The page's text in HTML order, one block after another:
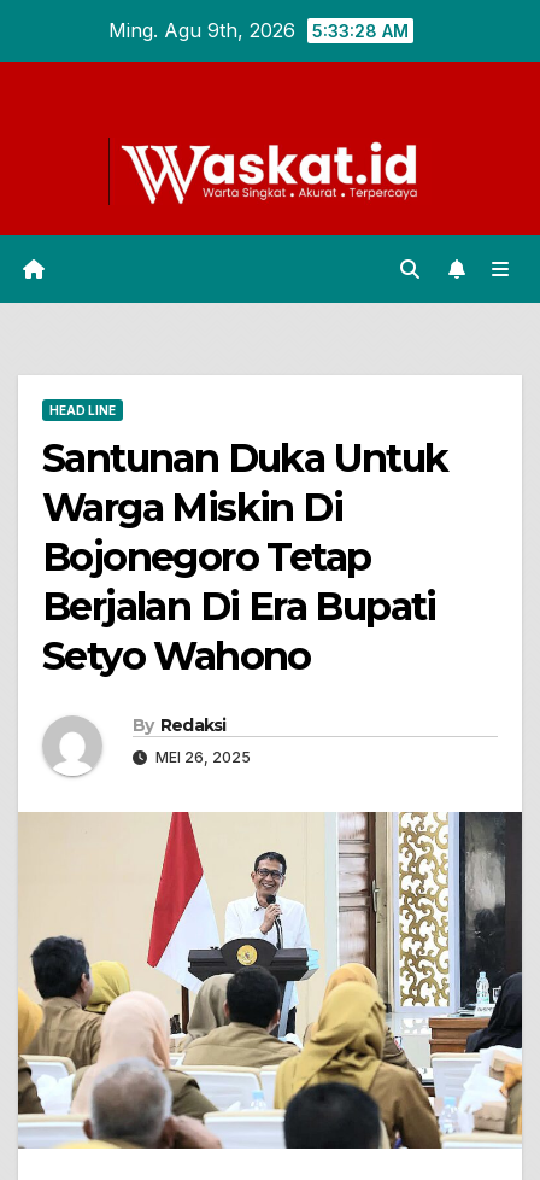
Ming. Agu 9th, 2026 5:33:29 AM
HEAD LINE
Santunan Duka Untuk
Warga Miskin Di
Bojonegoro Tetap
Berjalan Di Era Bupati
Setyo Wahono
By Redaksi
MEI 26, 2025